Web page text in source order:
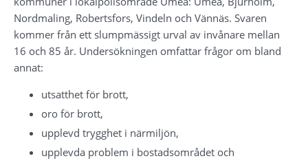
Nordmaling, Robertsfors, Vindeln och Vännäs. Svaren
kommer från ett slumpmässigt urval av invånare mellan
16 och 85 år. Undersökningen omfattar frågor om bland
annat:
utsatthet för brott,
oro för brott,
upplevd trygghet i närmiljön,
upplevda problem i bostadsområdet och